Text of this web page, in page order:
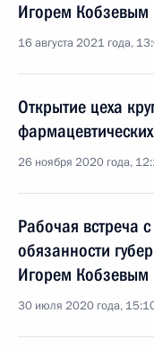
Игорем Кобзевым
16 августа 2021 года,
Открытие цеха
26 ноября 2020 года,
Рабочая встреча
обязанности
Игорем Кобзевым
30 июля 2020 года,